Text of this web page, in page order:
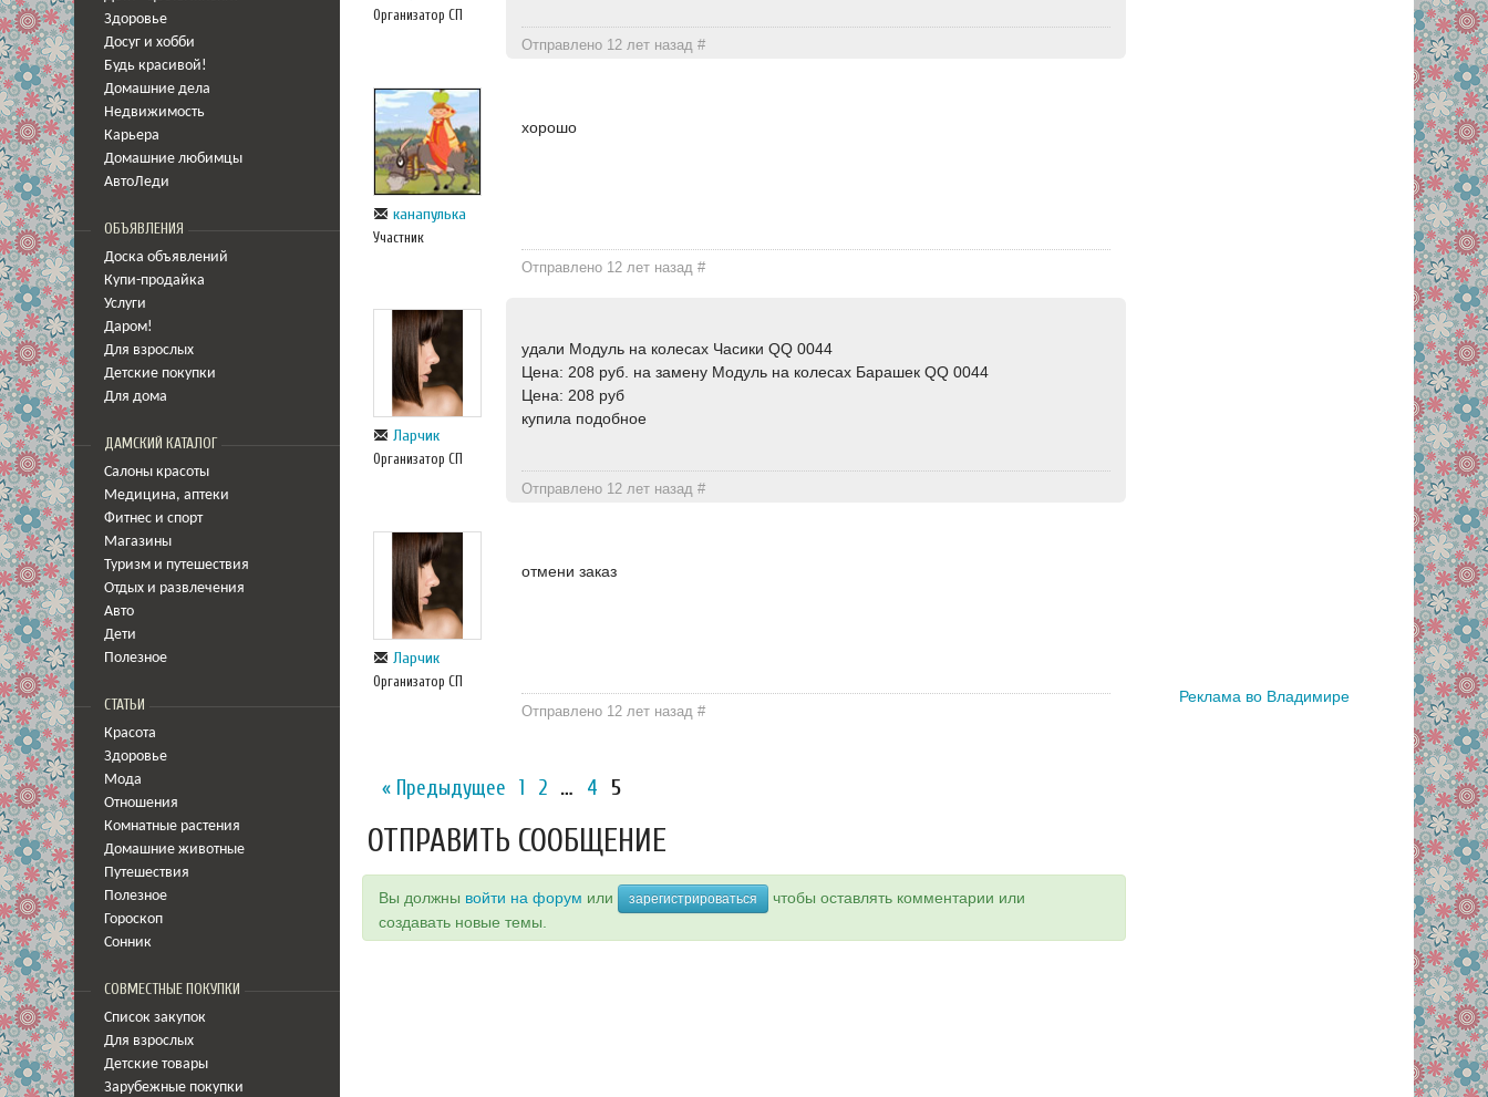
Здоровье
Досуг и хобби
Будь красивой!
Домашние дела
Недвижимость
Карьера
Домашние любимцы
АвтоЛеди
ОБЪЯВЛЕНИЯ
Доска объявлений
Купи-продайка
Услуги
Даром!
Для взрослых
Детские покупки
Для дома
ДАМСКИЙ КАТАЛОГ
Салоны красоты
Медицина, аптеки
Фитнес и спорт
Магазины
Туризм и путешествия
Отдых и развлечения
Авто
Дети
Полезное
СТАТЬИ
Красота
Здоровье
Мода
Отношения
Комнатные растения
Домашние животные
Путешествия
Полезное
Гороскоп
Сонник
СОВМЕСТНЫЕ ПОКУПКИ
Список закупок
Для взрослых
Детские товары
Зарубежные покупки
Организатор СП
Отправлено 12 лет назад#
канапулька
Участник
хорошо
Отправлено 12 лет назад#
Ларчик
Организатор СП
удали Модуль на колесах Часики QQ 0044
Цена: 208 руб. на замену Модуль на колесах Барашек QQ 0044
Цена: 208 руб
купила подобное
Отправлено 12 лет назад#
Ларчик
Организатор СП
отмени заказ
Отправлено 12 лет назад#
« Предыдущее 1 2 … 4 5
ОТПРАВИТЬ СООБЩЕНИЕ
Вы должны войти на форум или зарегистрироваться
чтобы оставлять комментарии или
создавать новые темы.
Реклама во Владимире